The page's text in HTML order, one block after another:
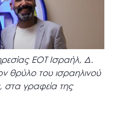
ΕΟΤ Ισραήλ, Δ.
θρύλο του ισραηλινού
γραφεία της